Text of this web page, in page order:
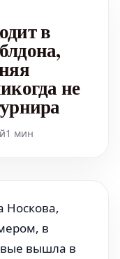
в
не
1 мин
Носкова,
в
вышла в